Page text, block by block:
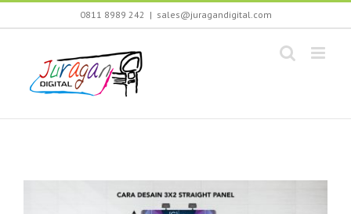
Skip
0811 8989 242 | sales@juragandigital.com